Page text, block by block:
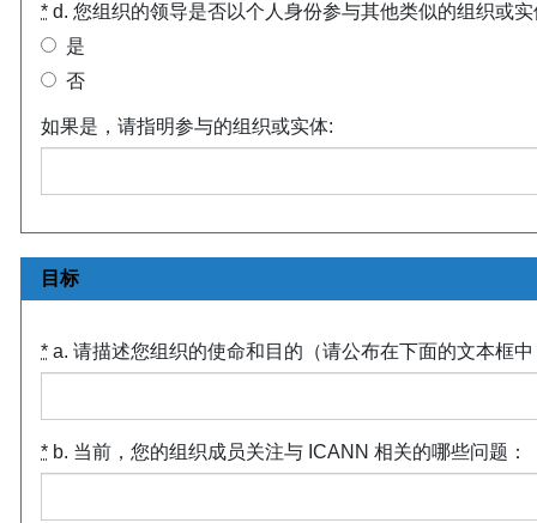
* d. 您组织的领导是否以个人身份参与其他类似的组织或
是
否
如果是，请指明参与的组织或实体:
目标
* a. 请描述您组织的使命和目的（请公布在下面的文本框
* b. 当前，您的组织成员关注与 ICANN 相关的哪些问题：